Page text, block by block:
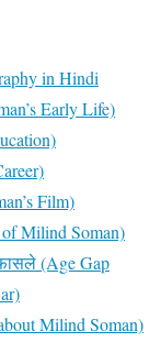
in Hindi
Early Life)
Film)
of Milind Soman)
(Age Gap
Milind Soman)